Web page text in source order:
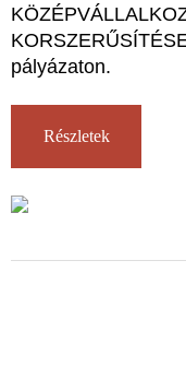
pályázaton.
Részletek